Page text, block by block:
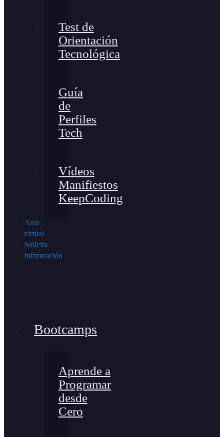
Test de
Orientación
Tecnológica
Guía
de
Perfiles
Tech
Vídeos
Manifiestos
KeepCoding
Aula
virtual
Solicita
Información
Bootcamps
Aprende a
Programar
desde
Cero